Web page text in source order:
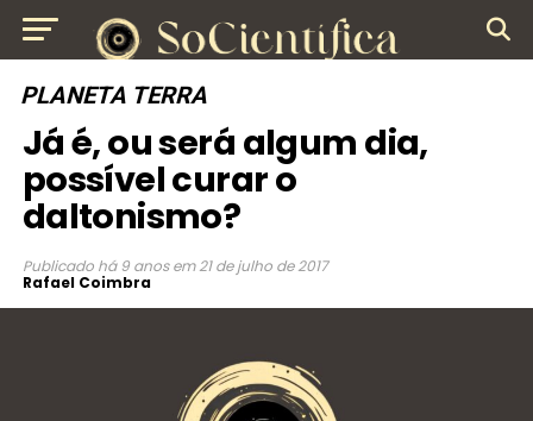
PLANETA TERRA
Já é, ou será algum dia,
possível curar o
daltonismo?
Publicado há 9 anos em 21 de julho de 2017
Rafael Coimbra